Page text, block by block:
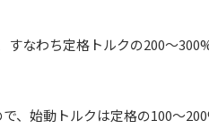
なわち定格トルクの200～
、始動トルクは定格の100～